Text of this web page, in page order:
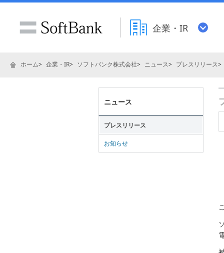
企業・IR
ホーム 企業・IR ソフトバンク株式会社 ニュース プレスリリース
ニュース
プレスリリース
お知らせ